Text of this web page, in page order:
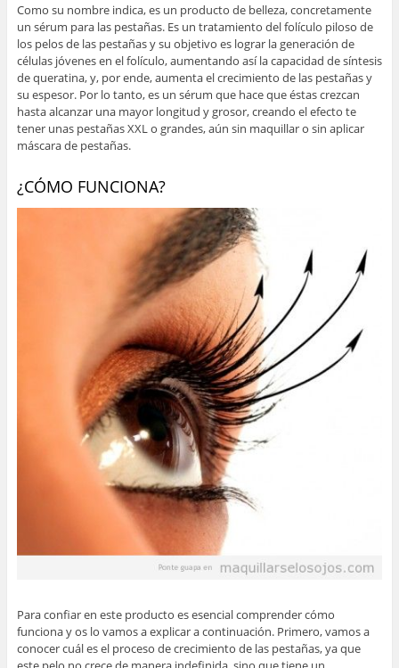
Como su nombre indica, es un producto de belleza, concretamente
un sérum para las pestañas. Es un tratamiento del folículo piloso de
los pelos de las pestañas y su objetivo es lograr la generación de
células jóvenes en el folículo, aumentando así la capacidad de síntesis
de queratina, y, por ende, aumenta el crecimiento de las pestañas y
su espesor. Por lo tanto, es un sérum que hace que éstas crezcan
hasta alcanzar una mayor longitud y grosor, creando el efecto te
tener unas pestañas XXL o grandes, aún sin maquillar o sin aplicar
máscara de pestañas.
¿CÓMO FUNCIONA?
Para confiar en este producto es esencial comprender cómo
funciona y os lo vamos a explicar a continuación. Primero, vamos a
conocer cuál es el proceso de crecimiento de las pestañas, ya que